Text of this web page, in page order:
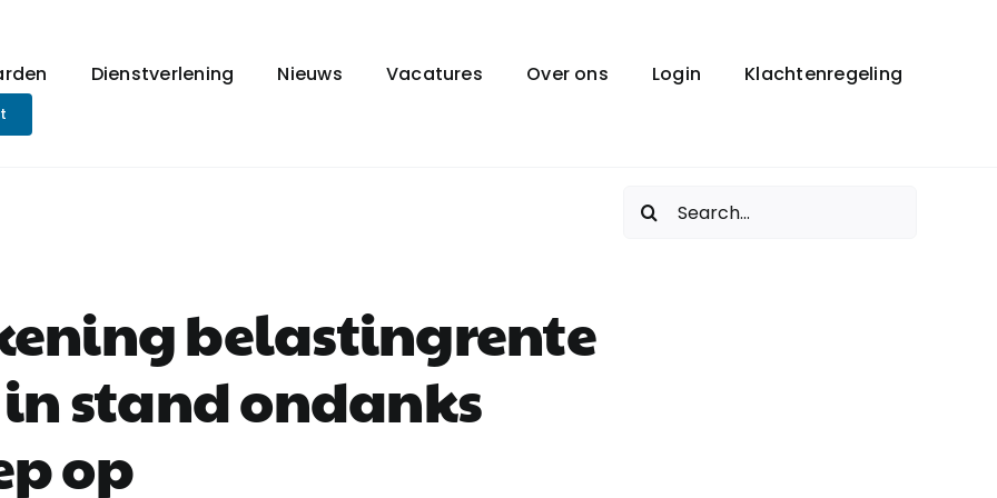
Dienstverlening Nieuws Vacatures Over ons Login Klachtenregeling
Zoeken
naar:
belastingrente
stand ondanks
op